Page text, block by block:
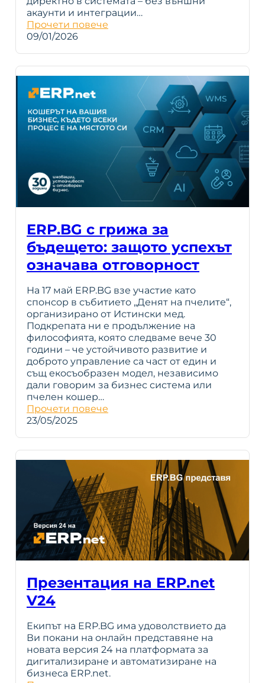
акаунти и интеграции…
Прочети повече
09/01/2026
ERP.BG с грижа за
бъдещето: защото успехът
означава отговорност
На 17 май ERP.BG взе участие като
спонсор в събитието „Денят на пчелите“,
организирано от Истински мед.
Подкрепата ни е продължение на
философията, която следваме вече 30
години – че устойчивото развитие и
доброто управление са част от един и
същ екосъобразен модел, независимо
дали говорим за бизнес система или
пчелен кошер…
Прочети повече
23/05/2025
Презентация на ERP.net
V24
Екипът на ERP.BG има удоволствието да
Ви покани на онлайн представяне на
новата версия 24 на платформата за
дигитализиране и автоматизиране на
бизнеса ERP.net.